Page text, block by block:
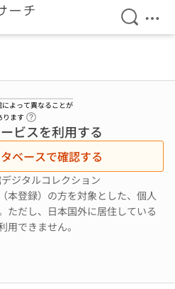
検索を
メ
よって異なることが
ります
ビスを利用する
ベースで確認する
ジタルコレクション
本登録）の方を対象とした、個人
ただし、日本国外に居住している
できません。